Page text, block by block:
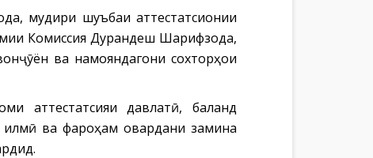
мудири шуъбаи аттестатсионии
Комиссия Дурандеш Шарифзода,
ва намояндагони сохторҳои
аттестатсияи давлатӣ, баланд
илмӣ ва фароҳам овардани замина